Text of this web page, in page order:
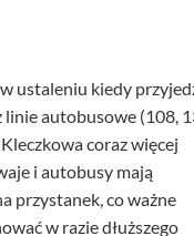
ustaleniu kiedy
autobusowe (108,
coraz więcej
i autobusy mają
przystanek, co ważne
w razie dłuższego